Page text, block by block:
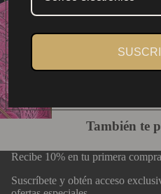
También te
Recibe 10% en tu primera compra
Suscríbete y obtén acceso